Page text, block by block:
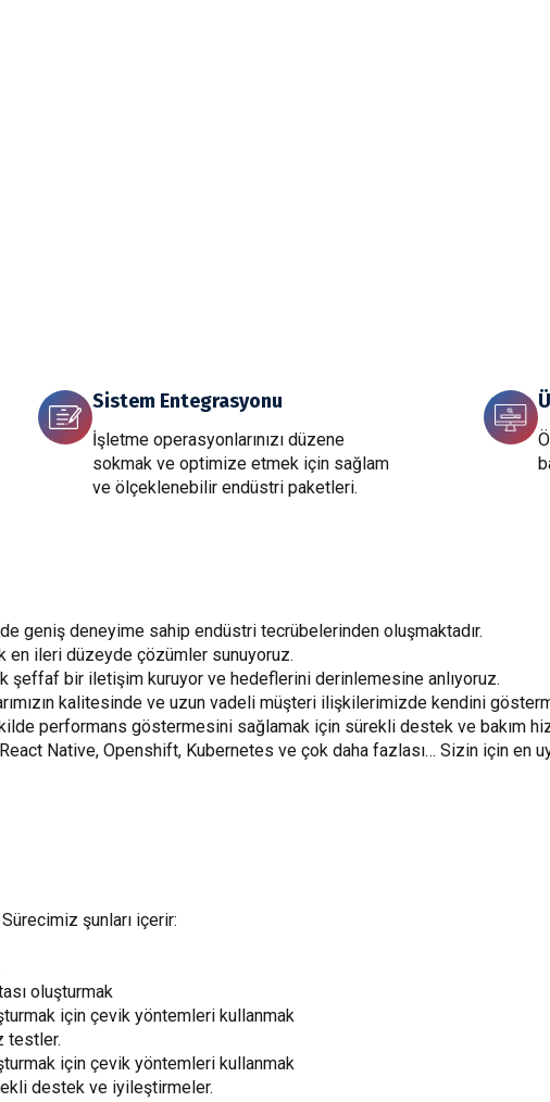
Sistem Entegrasyonu
İşletme operasyonlarınızı düzene
sokmak ve optimize etmek için sağlam
ve ölçeklenebilir endüstri paketleri.
geniş deneyime sahip endüstri tecrübelerinden oluşmaktadır.
en ileri düzeyde çözümler sunuyoruz.
şeffaf bir iletişim kuruyor ve hedeflerini derinlemesine anlıyoruz.
kalitesinde ve uzun vadeli müşteri ilişkilerimizde kendini
performans göstermesini sağlamak için sürekli destek ve bakım
Native, Openshift, Kubernetes ve çok daha fazlası… Sizin için en
şunları içerir:
oluşturmak
için çevik yöntemleri kullanmak
testler.
için çevik yöntemleri kullanmak
destek ve iyileştirmeler.